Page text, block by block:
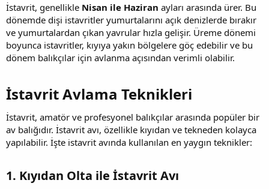
İstavrit, genellikle Nisan ile Haziran ayları arasında ürer. Bu
dönemde dişi istavritler yumurtalarını açık denizlerde bırakır
ve yumurtalardan çıkan yavrular hızla gelişir. Üreme dönemi
boyunca istavritler, kıyıya yakın bölgelere göç edebilir ve bu
dönem balıkçılar için avlanma açısından verimli olabilir.
İstavrit Avlama Teknikleri​
İstavrit, amatör ve profesyonel balıkçılar arasında popüler bir
av balığıdır. İstavrit avı, özellikle kıyıdan ve tekneden kolayca
yapılabilir. İşte istavrit avında kullanılan en yaygın teknikler:
1. Kıyıdan Olta ile İstavrit Avı​